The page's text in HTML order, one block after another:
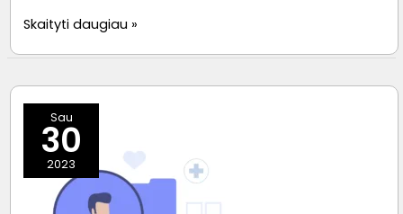
Alergijos:
konsultacija
internetu
Skaityti daugiau »
Sau
30
2023